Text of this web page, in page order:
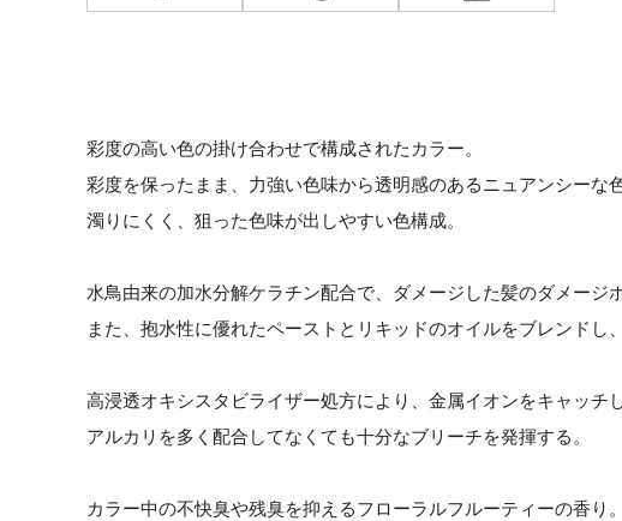
彩度の高い色の掛け合わせで構成されたカラー。
彩度を保ったまま、力強い色味から透明感のあるニュアンシーな
濁りにくく、狙った色味が出しやすい色構成。
水鳥由来の加水分解ケラチン配合で、ダメージした髪のダメージ
また、抱水性に優れたペーストとリキッドのオイルをブレンド
高浸透オキシスタビライザー処方により、金属イオンをキャッチ
アルカリを多く配合してなくても十分なブリーチを発揮する。
カラー中の不快臭や残臭を抑えるフローラルフルーティーの香り。